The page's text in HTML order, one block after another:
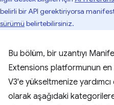
belirli bir API gerektiriyorsa
sürümü belirtebilirsiniz.
Bu bölüm, bir uzantıyı
Extensions platformunun
V3'e yükseltmenize yardımcı
olarak aşağıdaki kategorilere